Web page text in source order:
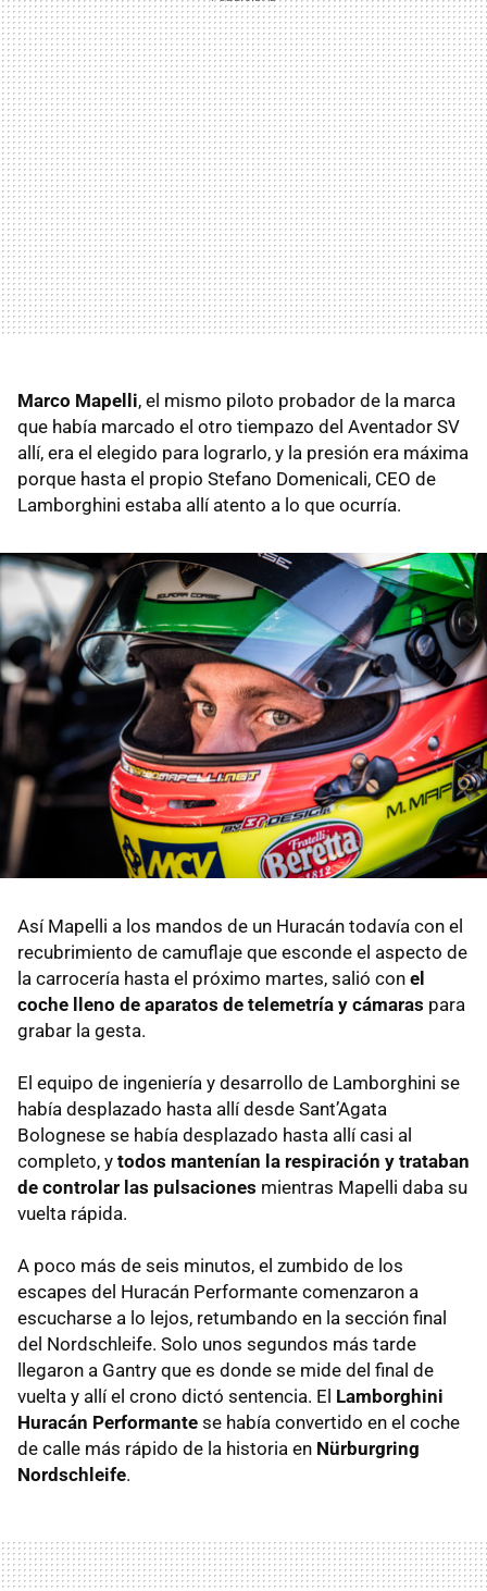
Marco Mapelli, el mismo piloto probador de la marca
que había marcado el otro tiempazo del Aventador SV
allí, era el elegido para lograrlo, y la presión era máxima
porque hasta el propio Stefano Domenicali, CEO de
Lamborghini estaba allí atento a lo que ocurría.
Así Mapelli a los mandos de un Huracán todavía con el
recubrimiento de camuflaje que esconde el aspecto de
la carrocería hasta el próximo martes, salió con el
coche lleno de aparatos de telemetría y cámaras para
grabar la gesta.
El equipo de ingeniería y desarrollo de Lamborghini se
había desplazado hasta allí desde Sant’Agata
Bolognese se había desplazado hasta allí casi al
completo, y todos mantenían la respiración y trataban
de controlar las pulsaciones mientras Mapelli daba su
vuelta rápida.
A poco más de seis minutos, el zumbido de los
escapes del Huracán Performante comenzaron a
escucharse a lo lejos, retumbando en la sección final
del Nordschleife. Solo unos segundos más tarde
llegaron a Gantry que es donde se mide del final de
vuelta y allí el crono dictó sentencia. El Lamborghini
Huracán Performante se había convertido en el coche
de calle más rápido de la historia en Nürburgring
Nordschleife.